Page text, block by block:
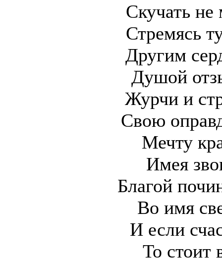
Скучать
Стремясь
Другим
Душой
Журчи и
Свою
Мечту
Имея
Благой
Во имя
И если
То стоит